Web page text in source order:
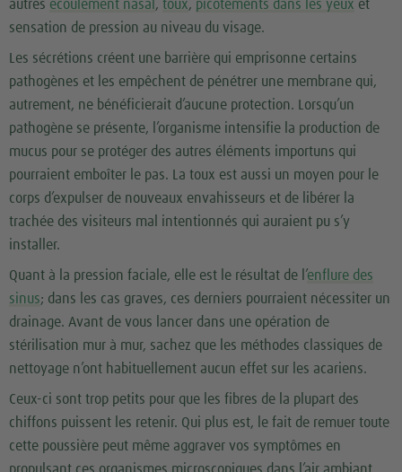
autres écoulement nasal , toux, picotements dans les yeux et
sensation de pression au niveau du visage.
Les sécrétions créent une barrière qui emprisonne certains
pathogènes et les empêchent de pénétrer une membrane qui,
autrement, ne bénéficierait d’aucune protection. Lorsqu’un
pathogène se présente, l’organisme intensifie la production de
mucus pour se protéger des autres éléments importuns qui
pourraient emboîter le pas. La toux est aussi un moyen pour le
corps d’expulser de nouveaux envahisseurs et de libérer la
trachée des visiteurs mal intentionnés qui auraient pu s’y
installer.
Quant à la pression faciale, elle est le résultat de l’enflure des
sinus; dans les cas graves, ces derniers pourraient nécessiter un
drainage. Avant de vous lancer dans une opération de
stérilisation mur à mur, sachez que les méthodes classiques de
nettoyage n’ont habituellement aucun effet sur les acariens.
Ceux-ci sont trop petits pour que les fibres de la plupart des
chiffons puissent les retenir. Qui plus est, le fait de remuer toute
cette poussière peut même aggraver vos symptômes en
propulsant ces organismes microscopiques dans l’air ambiant.